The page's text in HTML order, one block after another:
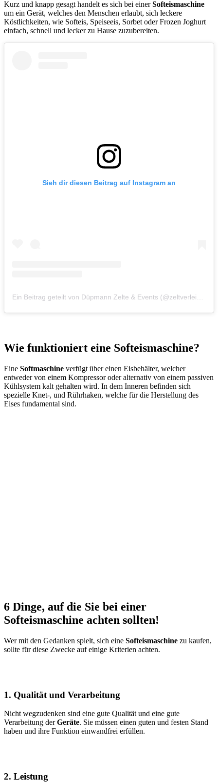
Kurz und knapp gesagt handelt es sich bei einerSofteismaschine
um ein Gerät, welches den Menschen erlaubt, sich leckere
Köstlichkeiten, wie Softeis, Speiseeis, Sorbet oder Frozen Joghurt
einfach, schnell und lecker zu Hause zuzubereiten.
Sieh dir diesen Beitrag auf Instagram an
Ein Beitrag geteilt von Düpmann Zelte & Events (@zeltverleihduepmann)
Wie funktioniert eine Softeismaschine?
Eine Softmaschine verfügt über einen Eisbehälter, welcher
entweder von einem Kompressor oder alternativ von einem passiven
Kühlsystem kalt gehalten wird. In dem Inneren befinden sich
spezielle Knet-, und Rührhaken, welche für die Herstellung des
Eises fundamental sind.
6 Dinge, auf die Sie bei einer
Softeismaschine achten sollten!
Wer mit den Gedanken spielt, sich eine Softeismaschine zu kaufen,
sollte für diese Zwecke auf einige Kriterien achten.
1. Qualität und Verarbeitung
Nicht wegzudenken sind eine gute Qualität und eine gute
Verarbeitung derGeräte. Sie müssen einen guten und festen Stand
haben und ihre Funktion einwandfrei erfüllen.
2. Leistung